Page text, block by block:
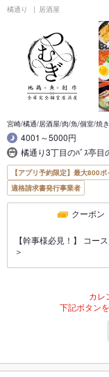
橘通り 居酒屋
宮崎/橘通/居酒屋/肉/魚/個室/焼
4001～5000円
橘通り3丁目のﾊﾞｽ亭目
【アプリ予約限定】最大800
適格請求書発行事業者
クーポン
【幹事様必見！】 コー
＞
カレ
下記ボタン